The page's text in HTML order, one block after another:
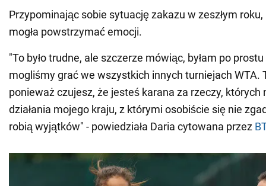
Przypominając sobie sytuację zakazu w zeszłym
mogła powstrzymać emocji.
"To było trudne, ale szczerze mówiąc, byłam po
mogliśmy grać we wszystkich innych turniejach WTA.
ponieważ czujesz, że jesteś karana za rzeczy, których
działania mojego kraju, z którymi osobiście się nie
robią wyjątków" - powiedziała Daria cytowana przez